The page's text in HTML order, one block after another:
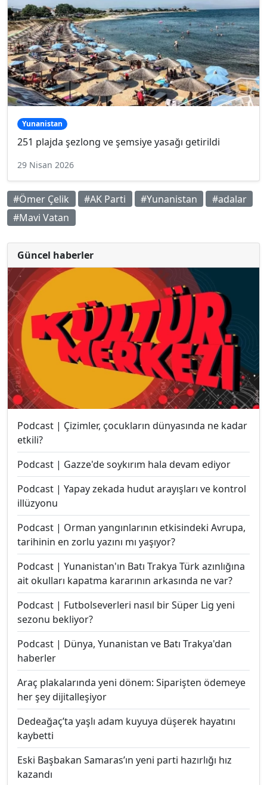
Yunanistan
251 plajda şezlong ve şemsiye yasağı getirildi
29 Nisan 2026
#Ömer Çelik #AK Parti #Yunanistan
#adalar
#Mavi Vatan
Güncel haberler
Podcast | Çizimler, çocukların dünyasında ne kadar
etkili?
Podcast | Gazze'de soykırım hala devam ediyor
Podcast | Yapay zekada hudut arayışları ve kontrol
illüzyonu
Podcast | Orman yangınlarının etkisindeki Avrupa,
tarihinin en zorlu yazını mı yaşıyor?
Podcast | Yunanistan'ın Batı Trakya Türk azınlığına
ait okulları kapatma kararının arkasında ne var?
Podcast | Futbolseverleri nasıl bir Süper Lig yeni
sezonu bekliyor?
Podcast | Dünya, Yunanistan ve Batı Trakya'dan
haberler
Araç plakalarında yeni dönem: Siparişten ödemeye
her şey dijitalleşiyor
Dedeağaç’ta yaşlı adam kuyuya düşerek hayatını
kaybetti
Eski Başbakan Samaras’ın yeni parti hazırlığı hız
kazandı